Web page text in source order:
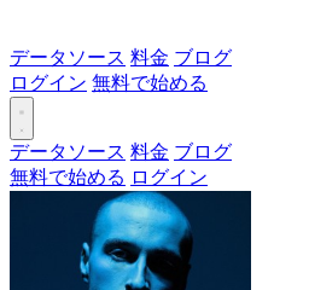
データソース 料金 ブログ
ログイン 無料で始める
データソース 料金 ブログ
無料で始める ログイン